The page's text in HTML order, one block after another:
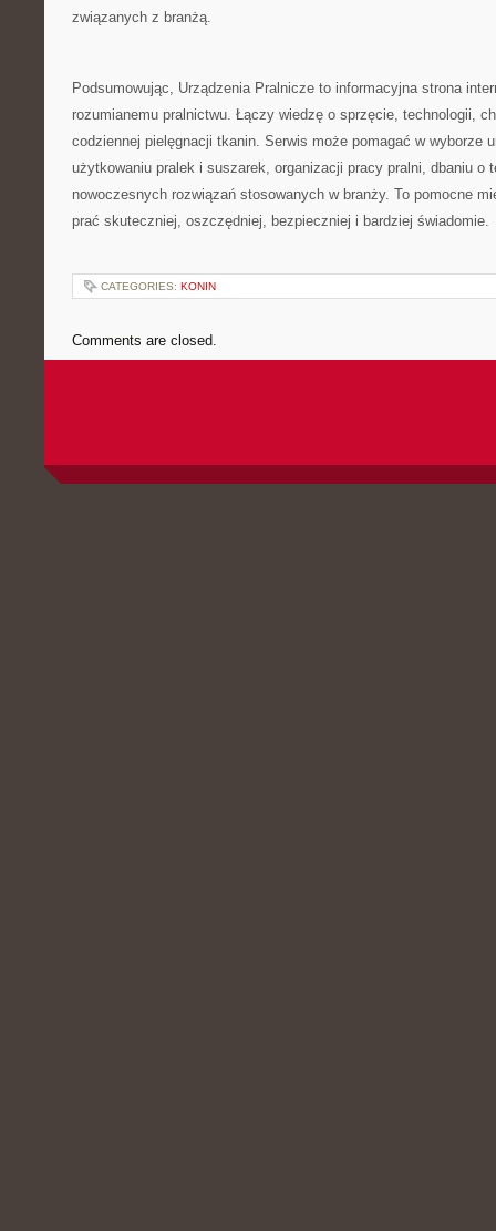
związanych z branżą.
Podsumowując, Urządzenia Pralnicze to informacyjna strona
rozumianemu pralnictwu. Łączy wiedzę o sprzęcie, technologii,
codziennej pielęgnacji tkanin. Serwis może pomagać w wyborze
użytkowaniu pralek i suszarek, organizacji pracy pralni, dbaniu o
nowoczesnych rozwiązań stosowanych w branży. To pomocne
prać skuteczniej, oszczędniej, bezpieczniej i bardziej świadomie.
CATEGORIES: KONIN
Comments are closed.